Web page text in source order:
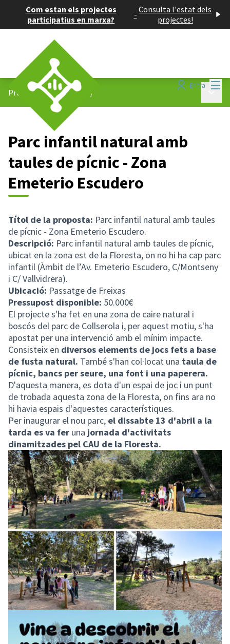
Com estan els projectes
participatius en marxa?
- Consulta l'estat dels
projectes!
Entra
Projectes participatius /
Parc infantil natural amb
taules de pícnic - Zona
Emeterio Escudero
Títol de la proposta: Parc infantil natural amb taules
de pícnic - Zona Emeterio Escudero.
Descripció: Parc infantil natural amb taules de pícnic,
ubicat en la zona est de la Floresta, on no hi ha cap parc
infantil (Àmbit de l’Av. Emeterio Escudero, C/Montseny
i C/ Vallvidrera).
Ubicació: Passatge de Freixas
Pressupost disponible: 50.000€
El projecte s'ha fet en una zona de caire natural i
boscós del parc de Collserola i, per aquest motiu, s'ha
apostat per una intervenció amb el mínim impacte.
Consisteix en diversos elements de jocs fets a base
de fusta natural. També s'han col·locat una taula de
pícnic, bancs per seure, una font i una paperera.
D'aquesta manera, es dota d'un espai de joc i un punt
de trobada aquesta zona de la Floresta, on fins ara no
hi havia espais d'aquestes característiques.
Per inaugurar el nou parc, el dissabte 13 d'abril a la
tarda es va fer una jornada d'activitats
dinamitzades pel CAU de la Floresta.